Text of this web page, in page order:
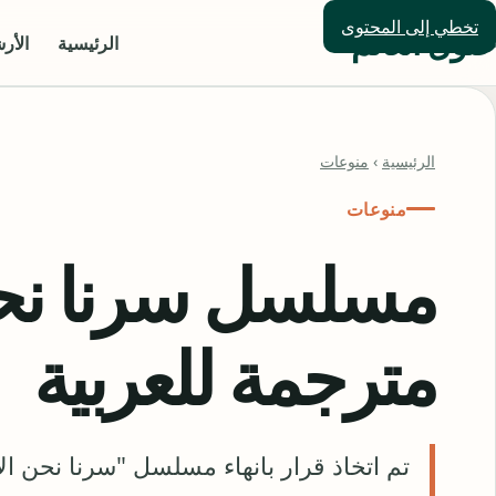
تخطي إلى المحتوى
حلول العالم الرئيسية
الرئيسية › منوعات
منوعات
مترجمة للعربية